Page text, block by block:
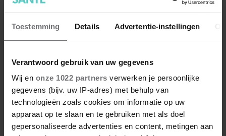
Toestemming Details Advertentie-instellingen
Verantwoord gebruik van uw gegevens
Wij en onze 1022 partners verwerken je persoonlijke
gegevens (bijv. uw IP-adres) met behulp van
technologieën zoals cookies om informatie op uw
apparaat op te slaan en te gebruiken met als doel
gepersonaliseerde advertenties en content, metingen aan
FIT